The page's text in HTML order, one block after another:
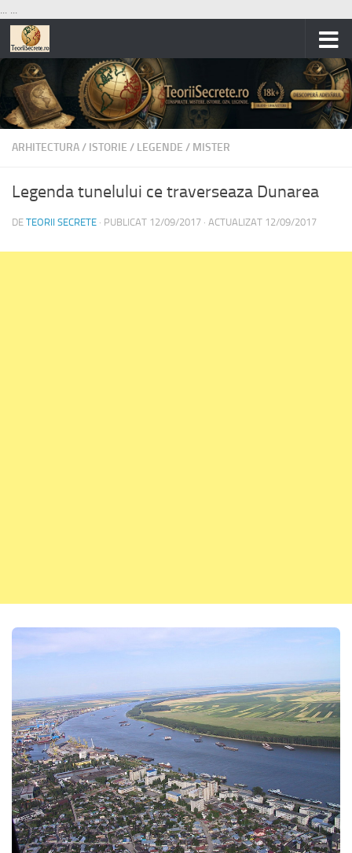
... ...
Skip to content
ARHITECTURA/ ISTORIE / LEGENDE / MISTER
Legenda tunelului ce traverseaza Dunarea
DE TEORII SECRETE · PUBLICAT 12/09/2017 · ACTUALIZAT 12/09/2017